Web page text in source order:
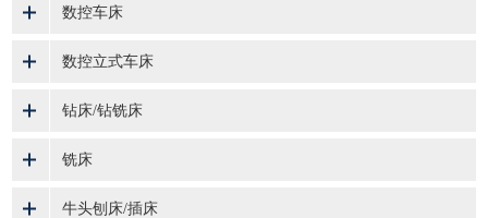
数控车床
数控立式车床
钻床/钻铣床
铣床
牛头刨床/插床